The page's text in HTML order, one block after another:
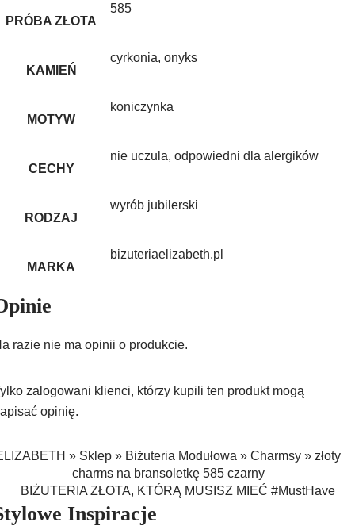
PRÓBA ZŁOTA
585
KAMIEŃ
cyrkonia,onyks
MOTYW
koniczynka
CECHY
nie uczula, odpowiedni dla alergików
RODZAJ
wyrób jubilerski
MARKA
bizuteriaelizabeth.pl
razie nie ma opinii o produkcie.
zalogowani klienci, którzy kupili ten produkt mogą
opinię.
» Sklep » Biżuteria Modułowa »Charmsy »złoty
charms na bransoletkę 585 czarny
BIŻUTERIA ZŁOTA, KTÓRĄ MUSISZ MIEĆ #MustHave
Inspiracje